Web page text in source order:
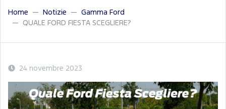
Home Notizie
Gamma Ford
QUALE FORD FIESTA SCEGLIERE?
24 novembre 2023